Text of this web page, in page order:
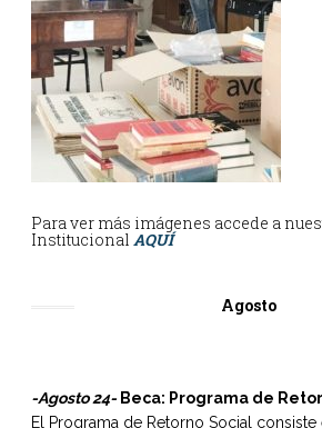
Para ver más imágenes accede a
Institucional AQUÍ
Agosto
-Agosto 24- Beca: Programa de
El Programa de Retorno Social